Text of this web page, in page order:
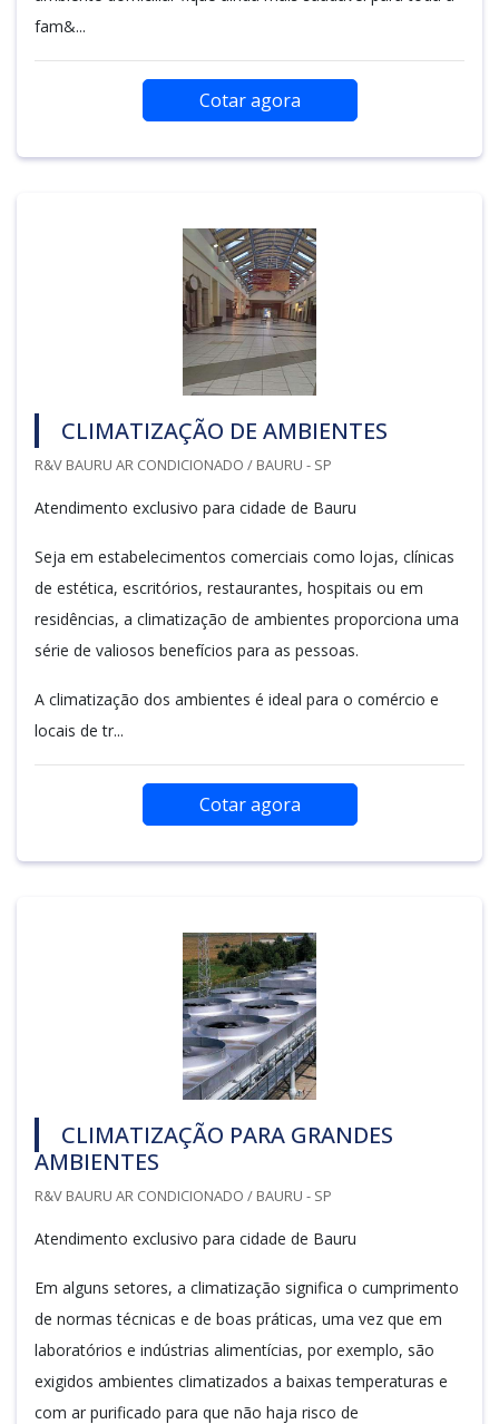
fam&...
Cotar agora
CLIMATIZAÇÃO DE AMBIENTES
R&V BAURU AR CONDICIONADO / BAURU - SP
Atendimento exclusivo para cidade de Bauru
Seja em estabelecimentos comerciais como lojas, clínicas
de estética, escritórios, restaurantes, hospitais ou em
residências, a climatização de ambientes proporciona uma
série de valiosos benefícios para as pessoas.
A climatização dos ambientes é ideal para o comércio e
locais de tr...
Cotar agora
CLIMATIZAÇÃO PARA GRANDES
AMBIENTES
R&V BAURU AR CONDICIONADO / BAURU - SP
Atendimento exclusivo para cidade de Bauru
Em alguns setores, a climatização significa o cumprimento
de normas técnicas e de boas práticas, uma vez que em
laboratórios e indústrias alimentícias, por exemplo, são
exigidos ambientes climatizados a baixas temperaturas e
com ar purificado para que não haja risco de